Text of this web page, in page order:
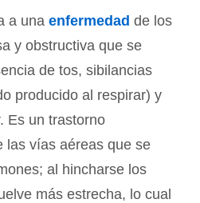
a una enfermedad de los
y obstructiva que se
de tos, sibilancias
producido al respirar) y
Es un trastorno
las vías aéreas que se
al hincharse los
más estrecha, lo cual